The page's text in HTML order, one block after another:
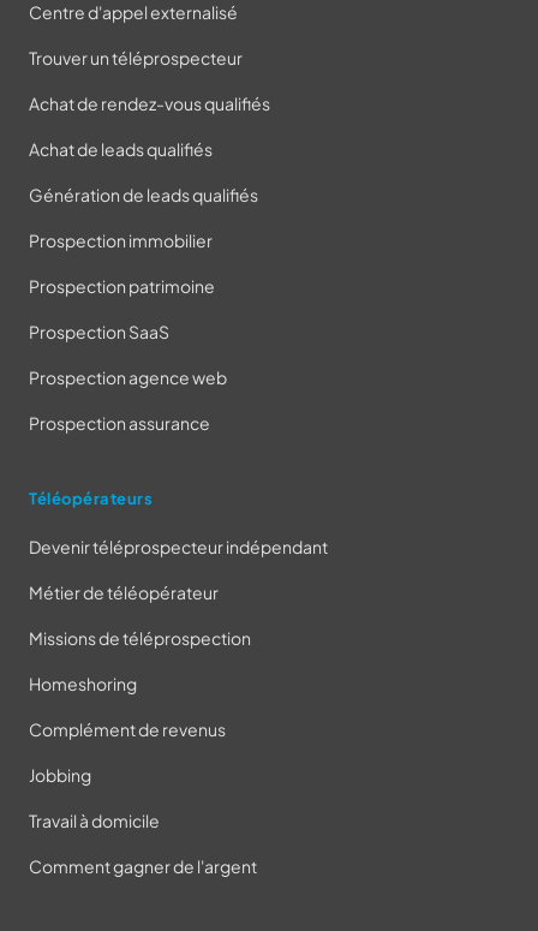
Centre d'appel externalisé
Trouver un téléprospecteur
Achat de rendez-vous qualifiés
Achat de leads qualifiés
Génération de leads qualifiés
Prospection immobilier
Prospection patrimoine
Prospection SaaS
Prospection agence web
Prospection assurance
Téléopérateurs
Devenir téléprospecteur indépendant
Métier de téléopérateur
Missions de téléprospection
Homeshoring
Complément de revenus
Jobbing
Travail à domicile
Comment gagner de l'argent